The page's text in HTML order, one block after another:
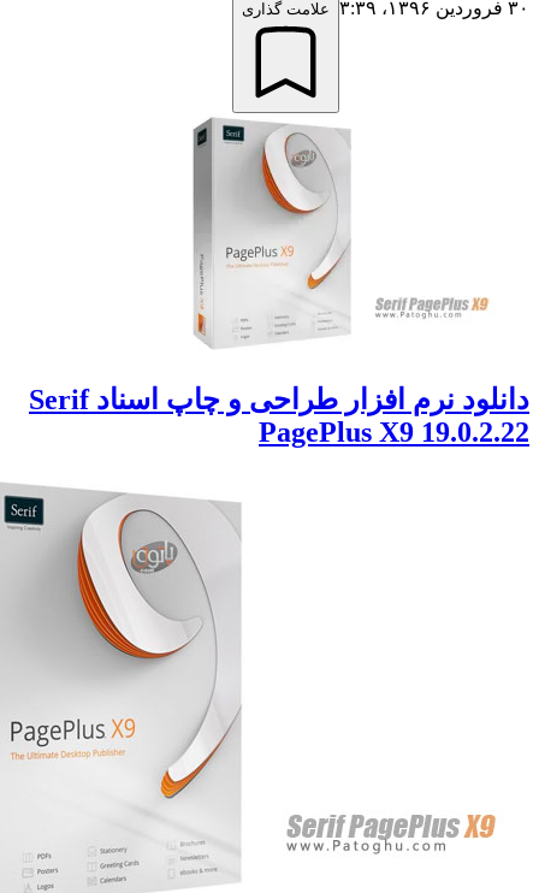
علامت گذاری
دانلود نرم افزار طراحی و چاپ اسناد Serif
PagePlus X9